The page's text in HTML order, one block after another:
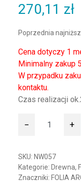
270,11 zł
Poprzednia
Cena dotyczy 1
Minimalny zakup
W przypadku
kontaktu.
Czas realizacji
ilość Folia
− +
SKU: NW057
Kategorie: Drewna,
Znaczniki: FOLIA